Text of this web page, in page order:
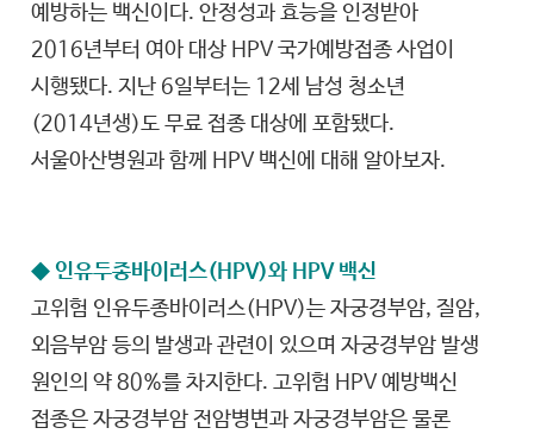
예방하는 백신이다. 안정성과 효능을 인정받아
2016년부터 여아 대상 HPV 국가예방접종 사업이
시행됐다. 지난 6일부터는 12세 남성 청소년
(2014년생)도 무료 접종 대상에 포함됐다.
서울아산병원과 함께 HPV 백신에 대해 알아보자.
◆ 인유두종바이러스(HPV)와 HPV 백신
고위험 인유두종바이러스(HPV)는 자궁경부암, 질암,
외음부암 등의 발생과 관련이 있으며 자궁경부암 발생
원인의 약 80%를 차지한다. 고위험 HPV 예방백신
접종은 자궁경부암 전암병변과 자궁경부암은 물론